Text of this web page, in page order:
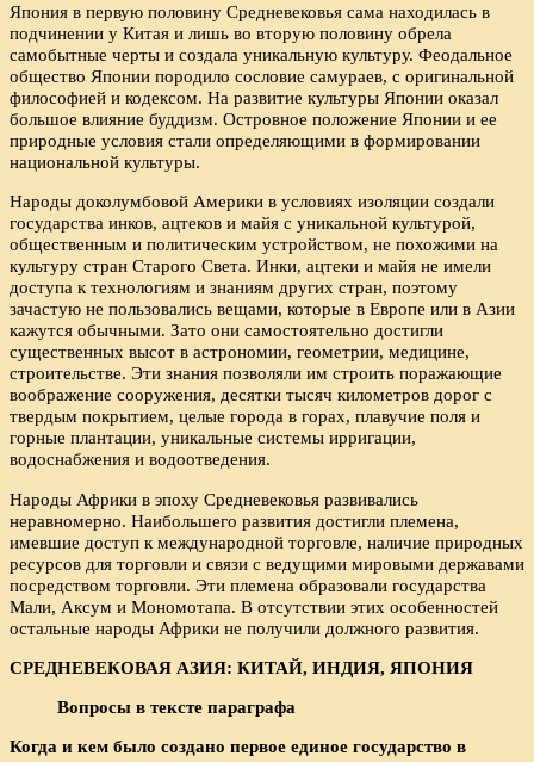
Япония в первую половину Средневековья сама находилась в
подчинении у Китая и лишь во вторую половину обрела
самобытные черты и создала уникальную культуру. Феодальное
общество Японии породило сословие самураев, с оригинальной
философией и кодексом. На развитие культуры Японии оказал
большое влияние буддизм. Островное положение Японии и ее
природные условия стали определяющими в формировании
национальной культуры.
Народы доколумбовой Америки в условиях изоляции создали
государства инков, ацтеков и майя с уникальной культурой,
общественным и политическим устройством, не похожими на
культуру стран Старого Света. Инки, ацтеки и майя не имели
доступа к технологиям и знаниям других стран, поэтому
зачастую не пользовались вещами, которые в Европе или в Азии
кажутся обычными. Зато они самостоятельно достигли
существенных высот в астрономии, геометрии, медицине,
строительстве. Эти знания позволяли им строить поражающие
воображение сооружения, десятки тысяч километров дорог с
твердым покрытием, целые города в горах, плавучие поля и
горные плантации, уникальные системы ирригации,
водоснабжения и водоотведения.
Народы Африки в эпоху Средневековья развивались
неравномерно. Наибольшего развития достигли племена,
имевшие доступ к международной торговле, наличие природных
ресурсов для торговли и связи с ведущими мировыми державами
посредством торговли. Эти племена образовали государства
Мали, Аксум и Мономотапа. В отсутствии этих особенностей
остальные народы Африки не получили должного развития.
СРЕДНЕВЕКОВАЯ АЗИЯ: КИТАЙ, ИНДИЯ, ЯПОНИЯ
Вопросы в тексте параграфа
Когда и кем было создано первое единое государство в